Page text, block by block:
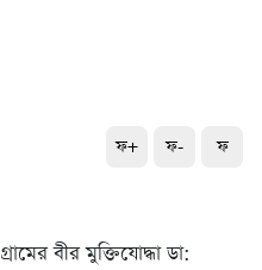
ফ+ ফ- ফ
বীর মুক্তিযোদ্ধা ডা: